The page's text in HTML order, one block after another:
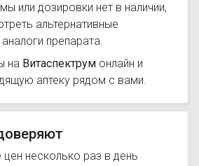
или дозировки нет в наличии,
альтернативные
препарата.
на Витаспектрум онлайн и
аптеку рядом с вами.
несколько раз в день